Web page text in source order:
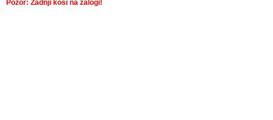
Pozor: Zadnji kosi na zalogi!